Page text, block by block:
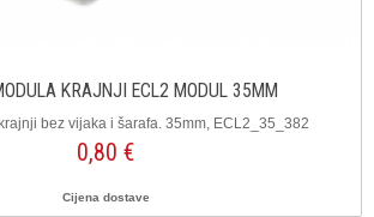
KRAJNJI ECL2 MODUL 35MM
bez vijaka i šarafa. 35mm, ECL2_35_382
0,80 €
Cijena dostave